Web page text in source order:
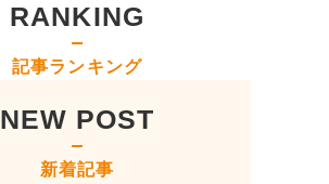
RANKING
記事ランキング
NEW POST
新着記事